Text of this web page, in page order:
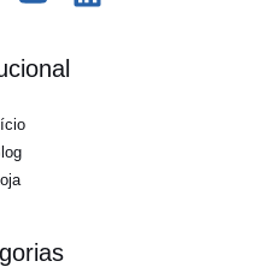
Loja